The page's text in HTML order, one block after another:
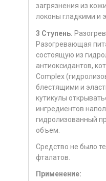
загрязнения из
локоны гладкими и
3 Ступень.
Разогревающая
состоящую из
антиоксидантов,
Complex
блестящими и
кутикулы
ингредиентов
гидролизованный
объем.
Средство не было
фталатов.
Применение: